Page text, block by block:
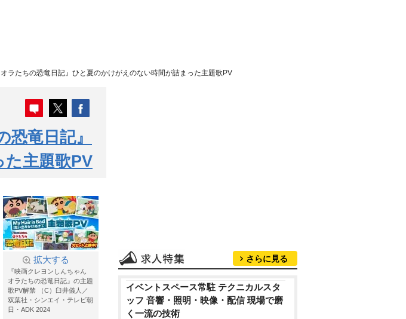
オラたちの恐竜日記』ひと夏のかけがえのない時間が詰まった主題歌PV
竜日記』
主題歌PV
拡大する
『映画クレヨンしんちゃん
オラたちの恐竜日記』の主題
歌PV解禁 （C）臼井儀人／
双葉社・シンエイ・テレビ朝
日・ADK 2024
さらに見る
イベントスペース常駐 テクニカルスタ
ッフ 音響・照明・映像・配信 現場で磨
く一流の技術